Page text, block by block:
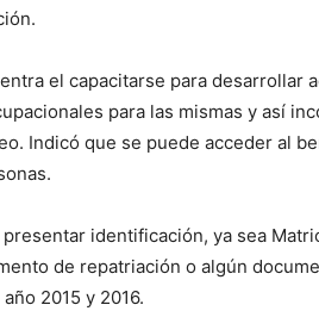
el capacitarse para desarrollar
para las mismas y así
Indicó que se puede acceder al
identificación, ya sea
de repatriación o algún
2015 y 2016.